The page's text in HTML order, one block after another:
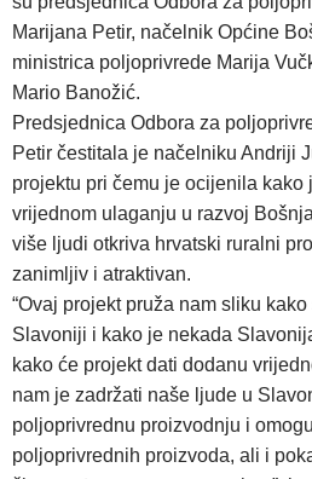
Marijana Petir, načelnik Općine
ministrica poljoprivrede Marija
Mario Banožić.
Predsjednica Odbora za
Petir čestitala je načelniku Andriji
projektu pri čemu je ocijenila kako
vrijednom ulaganju u razvoj
više ljudi otkriva hrvatski ruralni
zanimljiv i atraktivan.
“Ovaj projekt pruža nam sliku
Slavoniji i kako je nekada
kako će projekt dati dodanu
nam je zadržati naše ljude u
poljoprivrednu proizvodnju i
poljoprivrednih proizvoda, ali i